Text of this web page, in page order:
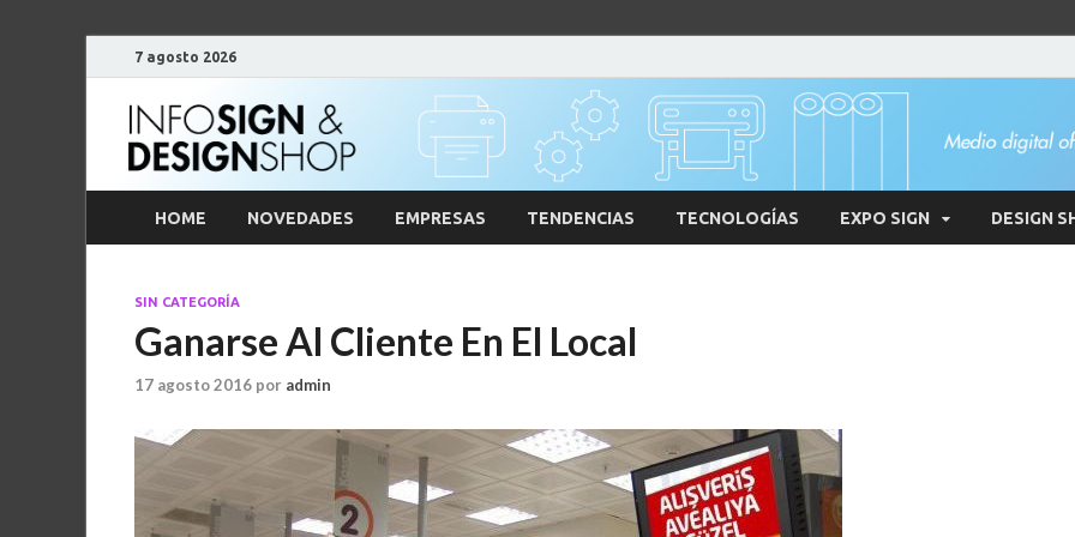
7 agosto 2026
HOME NOVEDADES EMPRESAS TENDENCIAS TECNOLOGÍAS EXPO SIGN DESIGN
SIN CATEGORÍA
Ganarse Al Cliente En El Local
17 agosto 2016 por admin